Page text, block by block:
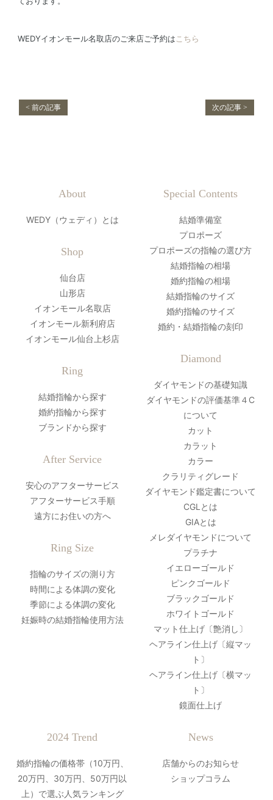
WEDYイオンモール名取店のご来店ご予約はこちら
< 前の記事 次の記事 >
About
WEDY（ウェディ）とは
Shop
仙台店
山形店
イオンモール名取店
イオンモール新利府店
イオンモール仙台上杉店
Ring
結婚指輪から探す
婚約指輪から探す
ブランドから探す
After Service
安心のアフターサービス
アフターサービス手順
遠方にお住いの方へ
Ring Size
指輪のサイズの測り方
時間による体調の変化
季節による体調の変化
妊娠時の結婚指輪使用方法
Special Contents
結婚準備室
プロポーズ
プロポーズの指輪の選び方
結婚指輪の相場
婚約指輪の相場
結婚指輪のサイズ
婚約指輪のサイズ
婚約・結婚指輪の刻印
Diamond
ダイヤモンドの基礎知識
ダイヤモンドの評価基準４C
について
カット
カラット
カラー
クラリティグレード
ダイヤモンド鑑定書について
CGLとは
GIAとは
メレダイヤモンドについて
プラチナ
イエローゴールド
ピンクゴールド
ブラックゴールド
ホワイトゴールド
マット仕上げ〔艶消し〕
ヘアライン仕上げ〔縦マッ
ト〕
ヘアライン仕上げ〔横マッ
ト〕
鏡面仕上げ
2024 Trend
婚約指輪の価格帯（10万円、
20万円、30万円、50万円以
上）で選ぶ人気ランキング
News
店舗からのお知らせ
ショップコラム